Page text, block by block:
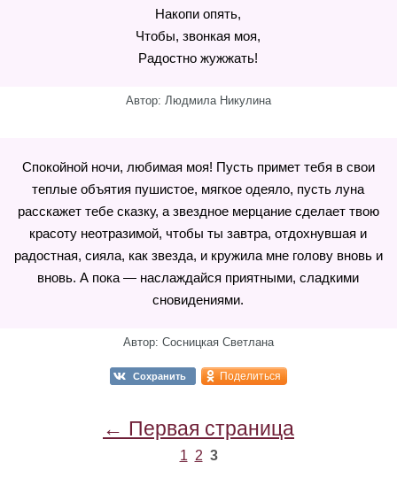
Накопи опять,
Чтобы, звонкая моя,
Радостно жужжать!
Автор: Людмила Никулина
Спокойной ночи, любимая моя! Пусть примет тебя в свои
теплые объятия пушистое, мягкое одеяло, пусть луна
расскажет тебе сказку, а звездное мерцание сделает твою
красоту неотразимой, чтобы ты завтра, отдохнувшая и
радостная, сияла, как звезда, и кружила мне голову вновь и
вновь. А пока — наслаждайся приятными, сладкими
сновидениями.
Автор: Сосницкая Светлана
Сохранить Поделиться
← Первая страница
1 2 3